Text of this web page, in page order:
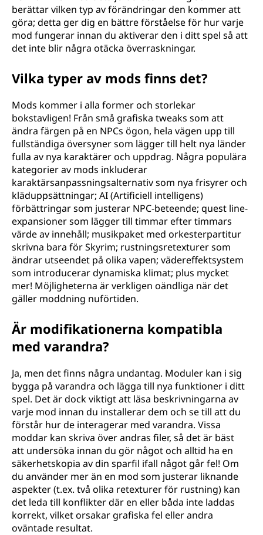
berättar vilken typ av förändringar den kommer att
göra; detta ger dig en bättre förståelse för hur varje
mod fungerar innan du aktiverar den i ditt spel så att
det inte blir några otäcka överraskningar.
Vilka typer av mods finns det?
Mods kommer i alla former och storlekar
bokstavligen! Från små grafiska tweaks som att
ändra färgen på en NPCs ögon, hela vägen upp till
fullständiga översyner som lägger till helt nya länder
fulla av nya karaktärer och uppdrag. Några populära
kategorier av mods inkluderar
karaktärsanpassningsalternativ som nya frisyrer och
kläduppsättningar; AI (Artificiell intelligens)
förbättringar som justerar NPC-beteende; quest line-
expansioner som lägger till timmar efter timmars
värde av innehåll; musikpaket med orkesterpartitur
skrivna bara för Skyrim; rustningsretexturer som
ändrar utseendet på olika vapen; vädereffektsystem
som introducerar dynamiska klimat; plus mycket
mer! Möjligheterna är verkligen oändliga när det
gäller moddning nuförtiden.
Är modifikationerna kompatibla
med varandra?
Ja, men det finns några undantag. Moduler kan i sig
bygga på varandra och lägga till nya funktioner i ditt
spel. Det är dock viktigt att läsa beskrivningarna av
varje mod innan du installerar dem och se till att du
förstår hur de interagerar med varandra. Vissa
moddar kan skriva över andras filer, så det är bäst
att undersöka innan du gör något och alltid ha en
säkerhetskopia av din sparfil ifall något går fel! Om
du använder mer än en mod som justerar liknande
aspekter (t.ex. två olika retexturer för rustning) kan
det leda till konflikter där en eller båda inte laddas
korrekt, vilket orsakar grafiska fel eller andra
oväntade resultat.